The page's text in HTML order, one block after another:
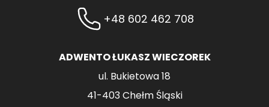
+48 602 462 708
ADWENTO ŁUKASZ WIECZOREK
ul. Bukietowa 18
41-403 Chełm Śląski